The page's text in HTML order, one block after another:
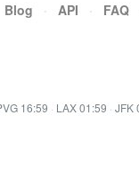
Blog · API · FAQ
16:59 · LAX 01:59 · JFK